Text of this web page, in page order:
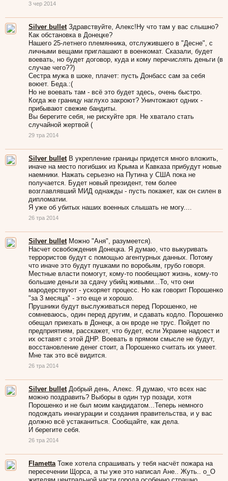
3 чер 2014
Silver bullet Здравствуйте, Алекс!Ну что там у вас слышно?
Как обстановка в Донецке?
Нашего 25-летнего племянника, отслужившего в "Десне", с
личными вещами приглашают в военкомат. Сказали, будет
воевать, но будет договор, куда и кому перечислять деньги (в
случае чего??)
Сестра мужа в шоке, плачет: пусть Донбасс сам за себя
воюет. Беда.:(
Но не воевать там - всё это будет здесь, очень быстро.
Когда же границу наглухо закроют? Уничтожают одних -
прибывают свежие бандиты.
Вы берегите себя, не рискуйте зря. Не хватало стать
случайной жертвой (
29 тра 2014
Silver bullet В укрепление границы придется много вложить,
иначе на место погибших из Крыма и Кавказа прибудут новые
наемники. Нажать серьезно на Путина у США пока не
получается. Будет новый президент, тем более
возглавлявший МИД однажды - пусть покажет, как он силен в
дипломатии.
Я уже об убитых наших военных слышать не могу....
26 тра 2014
Silver bullet Можно "Аня", разумеется).
Насчет освобождения Донецка. Я думаю, что выкуривать
террористов будут с помощью агентурных данных. Потому
что иначе это будут пушками по воробьям, грубо говоря.
Местные власти помогут, кому-то пообещают жизнь, кому-то
большие деньги за сдачу убийц живыми...То, что они
мародерствуют - ускоряет процесс. Но как говорит Порошенко
"за 3 месяца" - это еще и хорошо.
Прушники будут выслуживаться перед Порошенко, не
сомневаюсь, один перед другим, и сдавать кодло. Порошенко
обещал приехать в Донецк, а он вроде не трус. Пойдет по
предприятиям, расскажет, что будет, если Украине надоест и
их оставят с этой ДНР. Воевать в прямом смысле не будут,
восстановление денег стоит, а Порошенко считать их умеет.
Мне так это всё видится.
26 тра 2014
Silver bullet Добрый день, Алекс. Я думаю, что всех нас
можно поздравить? Выборы в один тур позади, хотя
Порошенко и не был моим кандидатом...Теперь немного
подождать иннагурации и создания правительства, и у вас
должно всё устаканиться. Сообщайте, как дела.
И берегите себя.
26 тра 2014
Flametta Тоже хотела спрашивать у тебя насчёт пожара на
пересечении Щорса, а ты уже это написал Ане.. Жуть.. о_О